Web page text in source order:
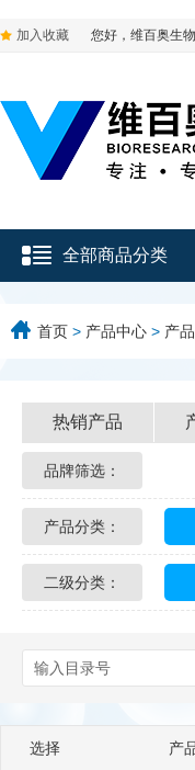
加入收藏 您好，维百奥生
全部商品分类
首页 > 产品中心 > 产
热销产品
品牌筛选：
产品分类：
二级分类：
选择 产